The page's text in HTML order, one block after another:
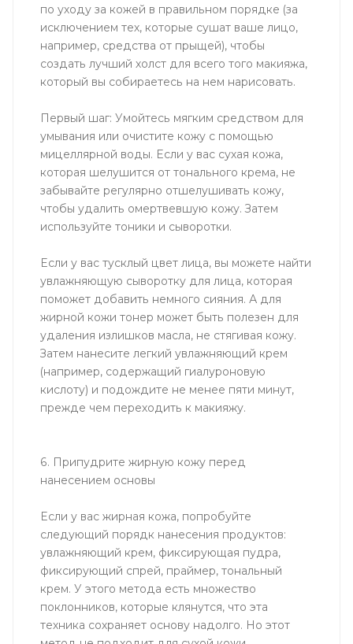
по уходу за кожей в правильном порядке (за
исключением тех, которые сушат ваше лицо,
например, средства от прыщей), чтобы
создать лучший холст для всего того макияжа,
который вы собираетесь на нем нарисовать.
Первый шаг: Умойтесь мягким средством для
умывания или очистите кожу с помощью
мицеллярной воды. Если у вас сухая кожа,
которая шелушится от тонального крема, не
забывайте регулярно отшелушивать кожу,
чтобы удалить омертвевшую кожу. Затем
используйте тоники и сыворотки.
Если у вас тусклый цвет лица, вы можете найти
увлажняющую сыворотку для лица, которая
поможет добавить немного сияния. А для
жирной кожи тонер может быть полезен для
удаления излишков масла, не стягивая кожу.
Затем нанесите легкий увлажняющий крем
(например, содержащий гиалуроновую
кислоту) и подождите не менее пяти минут,
прежде чем переходить к макияжу.
6. Припудрите жирную кожу перед
нанесением основы
Если у вас жирная кожа, попробуйте
следующий порядк нанесения продуктов:
увлажняющий крем, фиксирующая пудра,
фиксирующий спрей, праймер, тональный
крем. У этого метода есть множество
поклонников, которые клянутся, что эта
техника сохраняет основу надолго. Но этот